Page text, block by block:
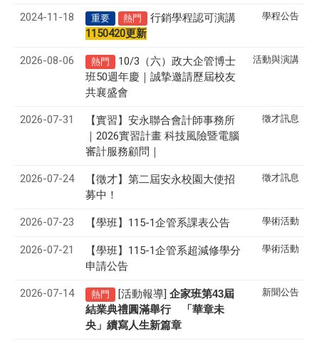
2024-11-18 重要 熱門
行銷學程認可演講
1150420更新
學程公告
2026-08-06 熱門
10/3（六）政大企管博士
班50週年慶｜誠摯邀請歷屆校友
共襄盛會
活動與演講
2026-07-31
【實習】安永聯合會計師事務所
｜2026實習計畫 科技風險暨電腦
審計服務顧問｜
徵才訊息
2026-07-24 【徵才】 第二屆安永校園大使招
募中！
徵才訊息
2026-07-23 【學班】115-1企管系課表公告 學術活動
2026-07-21
【學班】115-1企管系超減修學分
申請公告
學術活動
2026-07-14 熱門 [活動報導] 企家班第43屆
結業典禮圓滿舉行 「華章未
央」續寫人生新篇章
新聞公告